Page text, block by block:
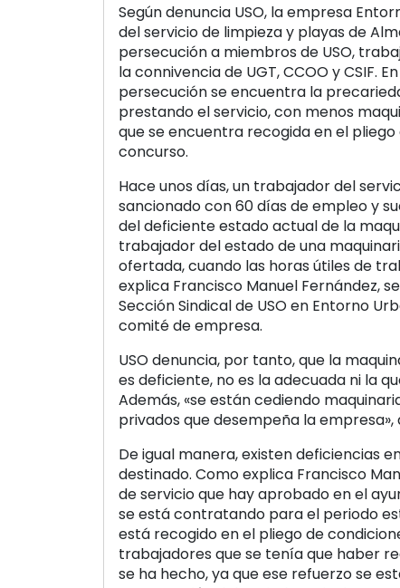
Según denuncia USO, la empresa
del servicio de limpieza y playas de
persecución a miembros de USO,
la connivencia de UGT, CCOO y CSIF.
persecución se encuentra la
prestando el servicio, con menos
que se encuentra recogida en el
concurso.
Hace unos días, un trabajador del
sancionado con 60 días de empleo y
del deficiente estado actual de la
trabajador del estado de una
ofertada, cuando las horas útiles de
explica Francisco Manuel Fernández,
Sección Sindical de USO en Entorno
comité de empresa.
USO denuncia, por tanto, que la
es deficiente, no es la adecuada ni la
Además, «se están cediendo
privados que desempeña la empresa»,
De igual manera, existen deficiencias
destinado. Como explica Francisco
de servicio que hay aprobado en el
se está contratando para el periodo
está recogido en el pliego de
trabajadores que se tenía que haber
se ha hecho, ya que ese refuerzo se